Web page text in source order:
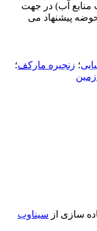
منابع آب) در جهت
پیشنهاد می
؛ زنجیره مارکف؛
سازی از سیناوب